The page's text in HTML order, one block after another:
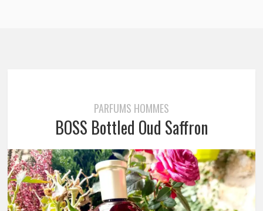
PARFUMS HOMMES
BOSS Bottled Oud Saffron